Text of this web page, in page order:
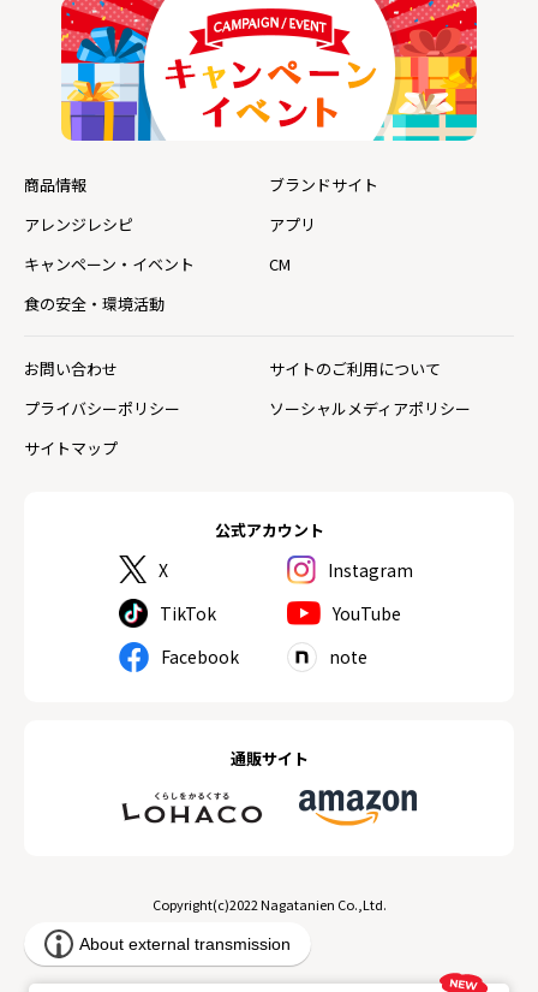
公式アカウント
X
Instagram
TikTok
YouTube
Facebook
note
通販サイト
商品情報
ブランドサイト
アレンジレシピ
アプリ
キャンペーン・イベント
CM
食の安全・環境活動
お問い合わせ
サイトのご利用について
プライバシーポリシー
ソーシャルメディアポリシー
サイトマップ
Copyright(c)2022 Nagatanien Co.,Ltd.